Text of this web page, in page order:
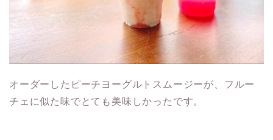
オーダーしたピーチヨーグルトスムージーが、フルー
チェに似た味でとても美味しかったです。